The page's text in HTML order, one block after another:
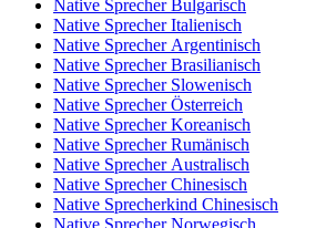
Native Sprecher Bulgarisch
Native Sprecher Italienisch
Native Sprecher Argentinisch
Native Sprecher Brasilianisch
Native Sprecher Slowenisch
Native Sprecher Österreich
Native Sprecher Koreanisch
Native Sprecher Rumänisch
Native Sprecher Australisch
Native Sprecher Chinesisch
Native Sprecherkind Chinesisch
Native Sprecher Norwegisch